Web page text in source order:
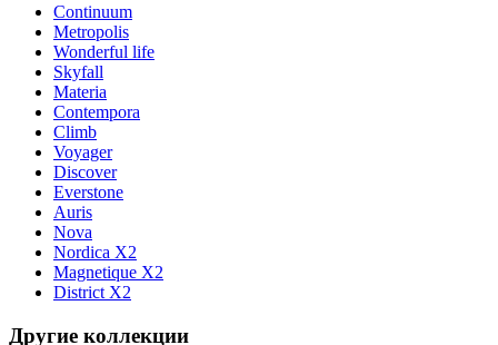
Continuum
Metropolis
Wonderful life
Skyfall
Materia
Contempora
Climb
Voyager
Discover
Everstone
Auris
Nova
Nordica X2
Magnetique X2
District X2
Другие коллекции